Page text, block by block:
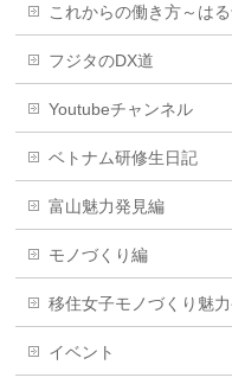
これからの働き方～は
フジタのDX道
Youtubeチャンネル
ベトナム研修生日記
富山魅力発見編
モノづくり編
移住女子モノづくり魅
イベント